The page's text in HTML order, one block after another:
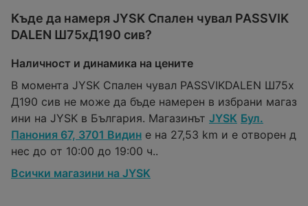
Къде да намеря JYSK Спален чувал PASSVIK
DALEN Ш75xД190 сив?
Наличност и динамика на цените
В момента JYSK Спален чувал PASSVIKDALEN Ш75x
Д190 сив не може да бъде намерен в избрани магаз
ини на JYSK в България. Магазинът JYSK Бул.
Панония 67, 3701 Видин е на 27,53 km и е отворен д
нес до от 10:00 до 19:00 ч..
Всички магазини на JYSK